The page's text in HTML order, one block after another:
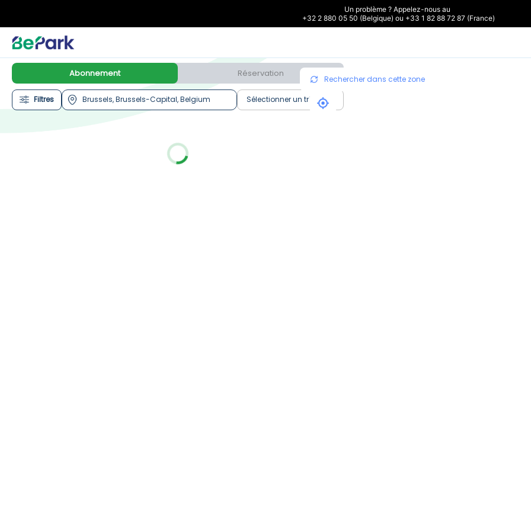
Un problème ? Appelez-nous au
+32 2 880 05 50 (Belgique) ou +33 1 82 88 72 87 (France)
Abonnement Réservation
Filtres Sélectionner un tri
Rechercher dans cette zone